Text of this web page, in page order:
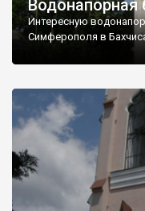
Водонапорная
Интересную
Симферополя в